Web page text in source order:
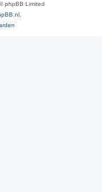
phpBB Limited